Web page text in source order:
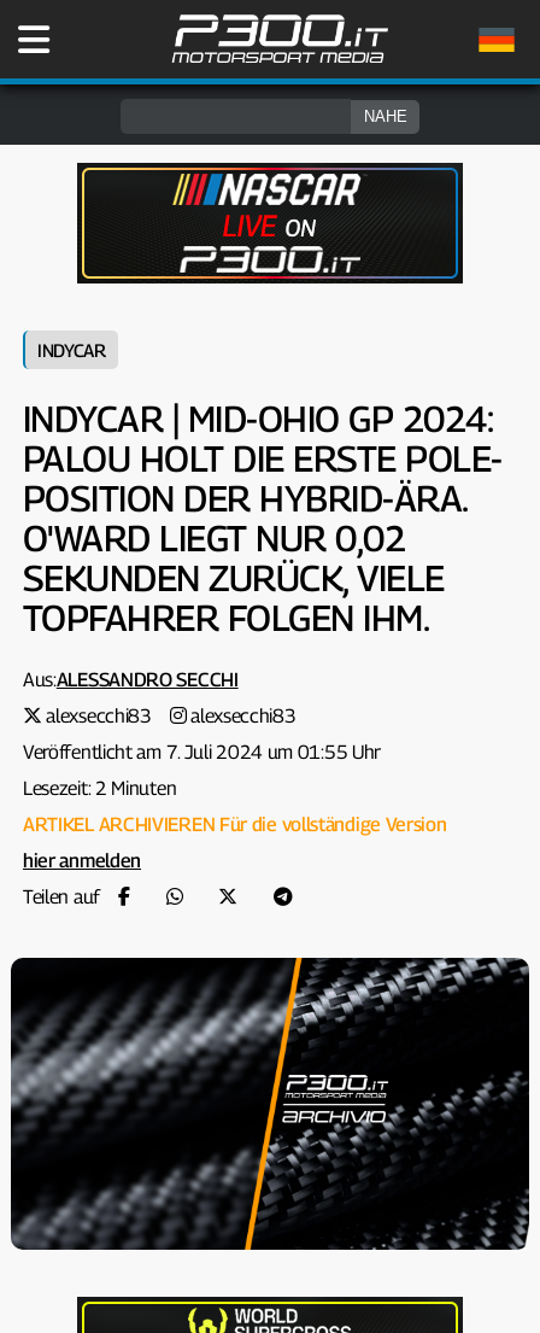
INDYCAR
INDYCAR | MID-OHIO GP 2024:
PALOU HOLT DIE ERSTE POLE-
POSITION DER HYBRID-ÄRA.
O'WARD LIEGT NUR 0,02
SEKUNDEN ZURÜCK, VIELE
TOPFAHRER FOLGEN IHM.
Aus:ALESSANDRO SECCHI
alexsecchi83
alexsecchi83
Veröffentlicht am 7. Juli 2024 um 01:55 Uhr
Lesezeit: 2 Minuten
ARTIKEL ARCHIVIEREN Für die vollständige Version
hier anmelden
Teilen auf